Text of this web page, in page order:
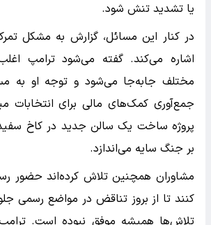
یا تشدید تنش شود.
در کنار این مسائل، گزارش به مشکل
اشاره می‌کند. گفته می‌شود ترامپ
مختلف جابه‌جا می‌شود و توجه او به
جمع‌آوری کمک‌های مالی برای انتخابات
پروژه ساخت یک سالن جدید در کاخ
بر جنگ سایه می‌اندازد.
مشاوران همچنین تلاش کرده‌اند حضور
کنند تا از بروز تناقض در مواضع رسمی